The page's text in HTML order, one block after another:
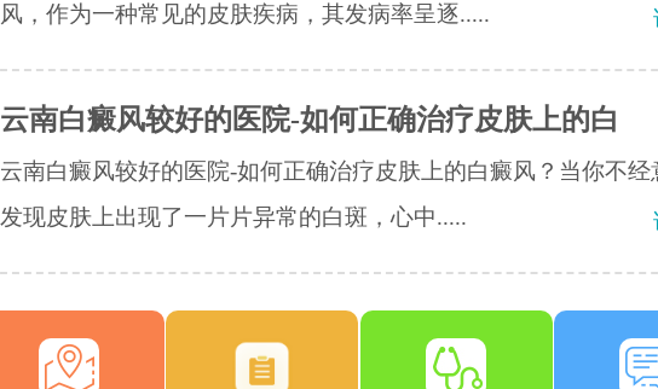
风，作为一种常见的皮肤疾病，其发病率呈逐.....
云南白癜风较好的医院-如何正确治疗皮肤上的白
云南白癜风较好的医院-如何正确治疗皮肤上的白癜风？当你不经
发现皮肤上出现了一片片异常的白斑，心中.....